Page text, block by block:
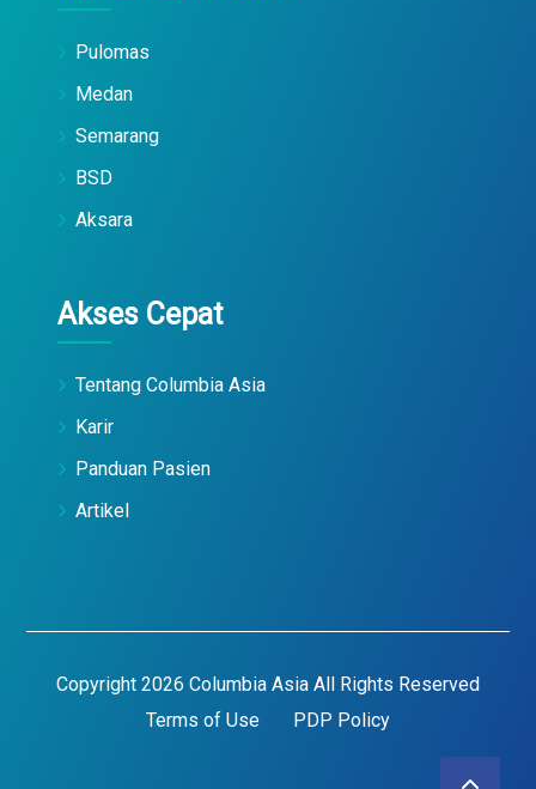
Pulomas
Medan
Semarang
BSD
Aksara
Akses Cepat
Tentang Columbia Asia
Karir
Panduan Pasien
Artikel
Copyright 2026 Columbia Asia All Rights Reserved
Terms of Use
PDP Policy